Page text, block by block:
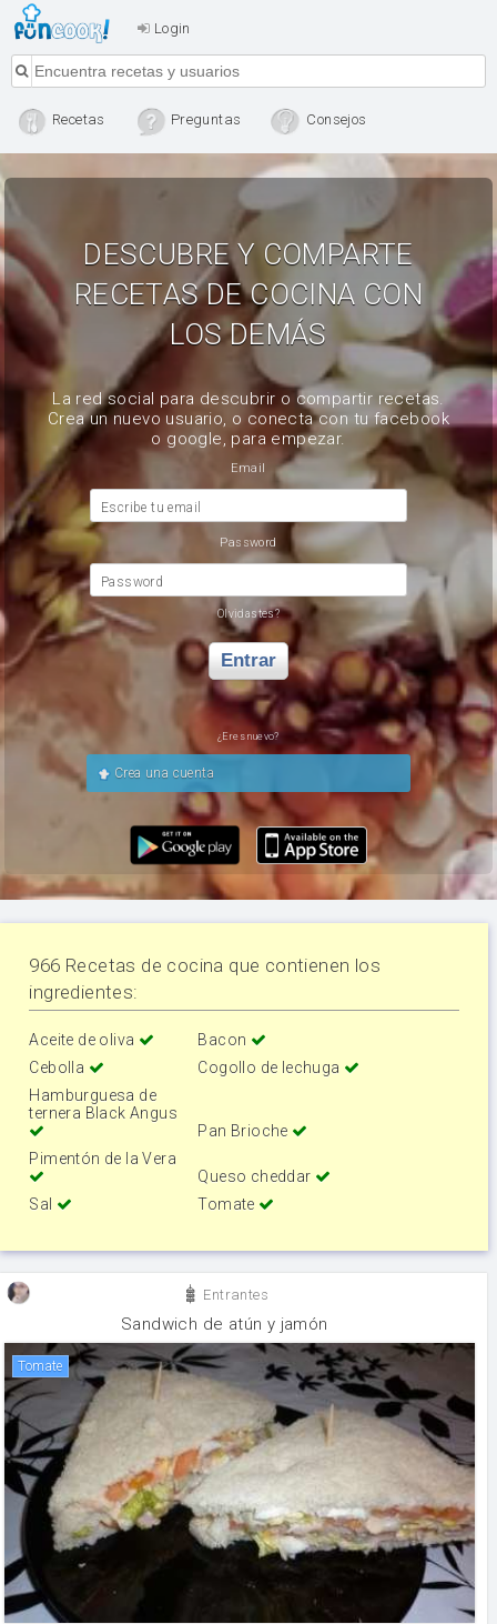
Login
Recetas Preguntas Consejos
DESCUBRE Y COMPARTE
RECETAS DE COCINA CON
LOS DEMÁS
La red social para descubrir o compartir recetas.
Crea un nuevo usuario, o conecta con tu facebook
o google, para empezar.
Email
Escribe tu email
Password
Password
Olvidastes?
Entrar
¿Eres nuevo?
Crea una cuenta
966 Recetas de cocina que contienen los
ingredientes:
Aceite de oliva
Bacon
Cebolla
Cogollo de lechuga
Hamburguesa de
ternera Black Angus
Pan Brioche
Pimentón de la Vera
Queso cheddar
Sal
Tomate
Entrantes
Sandwich de atún y jamón
tomate